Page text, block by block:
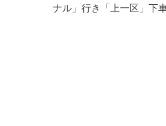
ナル」行き「上一区」下